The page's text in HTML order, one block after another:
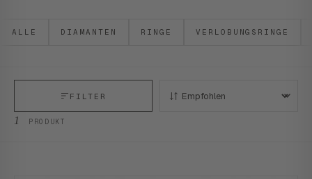
ALLE DIAMANTEN RINGE VERLOBUNGSRINGE
1 PRODUKT
FILTER SORTIEREN: